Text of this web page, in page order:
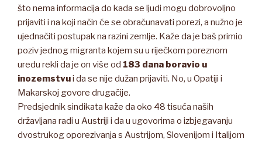
što nema informacija do kada se ljudi mogu dobrovoljno
prijaviti i na koji način će se obračunavati porezi, a nužno je
ujednačiti postupak na razini zemlje. Kaže da je baš primio
poziv jednog migranta kojem su u riječkom poreznom
uredu rekli da je on više od 183 dana boravio u
inozemstvui da se nije dužan prijaviti. No, u Opatiji i
Makarskoj govore drugačije.
Predsjednik sindikata kaže da oko 48 tisuća naših
državljana radi u Austriji i da u ugovorima o izbjegavanju
dvostrukog oporezivanja s Austrijom, Slovenijom i Italijom